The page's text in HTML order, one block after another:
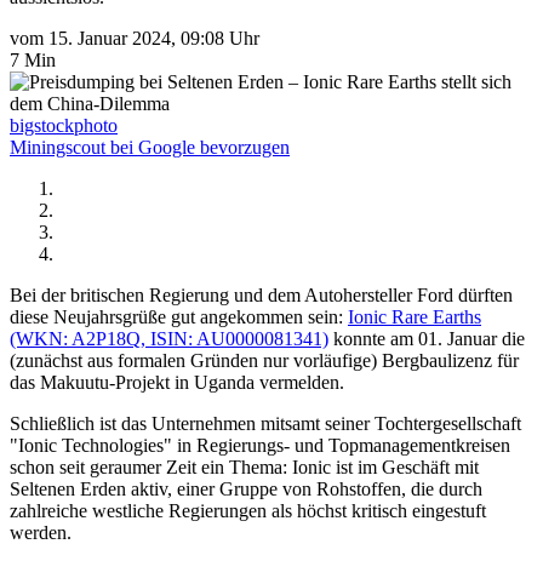
vom 15. Januar 2024, 09:08 Uhr
7 Min
bigstockphoto
Miningscout bei Google bevorzugen
Bei der britischen Regierung und dem Autohersteller Ford dürften
diese Neujahrsgrüße gut angekommen sein: Ionic Rare Earths
(WKN: A2P18Q, ISIN: AU0000081341) konnte am 01. Januar die
(zunächst aus formalen Gründen nur vorläufige) Bergbaulizenz für
das Makuutu-Projekt in Uganda vermelden.
Schließlich ist das Unternehmen mitsamt seiner Tochtergesellschaft
"Ionic Technologies" in Regierungs- und Topmanagementkreisen
schon seit geraumer Zeit ein Thema: Ionic ist im Geschäft mit
Seltenen Erden aktiv, einer Gruppe von Rohstoffen, die durch
zahlreiche westliche Regierungen als höchst kritisch eingestuft
werden.